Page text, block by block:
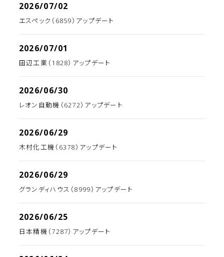
2026/07/02
エスペック（6859）アップデート
2026/07/01
田辺工業（1828）アップデート
2026/06/30
レオン自動機（6272）アップデート
2026/06/29
木村化工機（6378）アップデート
2026/06/29
グランディハウス（8999）アップデート
2026/06/25
日本精機（7287）アップデート